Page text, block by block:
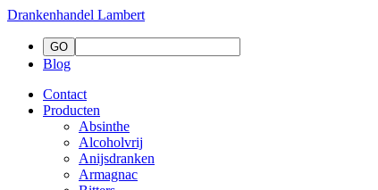
Drankenhandel Lambert
Blog
Contact
Producten
Absinthe
Alcoholvrij
Anijsdranken
Armagnac